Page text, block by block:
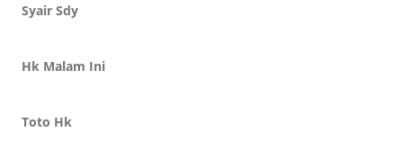
Syair Sdy
Hk Malam Ini
Toto Hk